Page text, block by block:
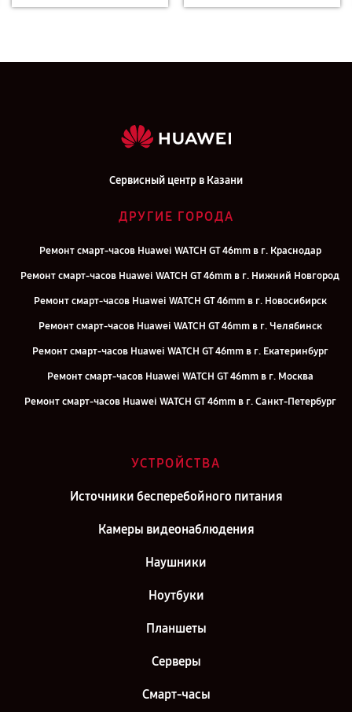
Сервисный центр в Казани
ДРУГИЕ ГОРОДА
Ремонт смарт-часов Huawei WATCH GT 46mm в г. Краснодар
Ремонт смарт-часов Huawei WATCH GT 46mm в г. Нижний Новгород
Ремонт смарт-часов Huawei WATCH GT 46mm в г. Новосибирск
Ремонт смарт-часов Huawei WATCH GT 46mm в г. Челябинск
Ремонт смарт-часов Huawei WATCH GT 46mm в г. Екатеринбург
Ремонт смарт-часов Huawei WATCH GT 46mm в г. Москва
Ремонт смарт-часов Huawei WATCH GT 46mm в г. Санкт-Петербург
УСТРОЙСТВА
Источники бесперебойного питания
Камеры видеонаблюдения
Наушники
Ноутбуки
Планшеты
Серверы
Смарт-часы